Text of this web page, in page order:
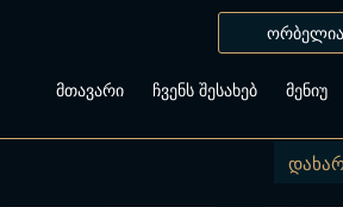
ᲛᲗᲐᲕᲐᲠᲘ ᲩᲕᲔᲜᲡ ᲨᲔᲡᲐᲮᲔᲑ ᲛᲔᲜᲘᲣ